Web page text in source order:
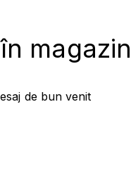
magazin
de bun venit